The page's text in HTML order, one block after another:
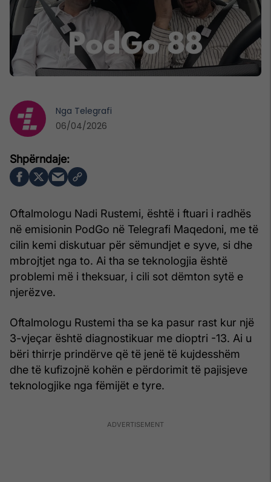
Oftalmologu Nadi Rustemi, është i ftuari i radhës
në emisionin PodGo në Telegrafi Maqedoni, me të
cilin kemi diskutuar për sëmundjet e syve, si dhe
mbrojtjet nga to. Ai tha se teknologjia është
problemi më i theksuar, i cili sot dëmton sytë e
njerëzve.
Oftalmologu Rustemi tha se ka pasur rast kur një
3-vjeçar është diagnostikuar me dioptri -13. Ai u
bëri thirrje prindërve që të jenë të kujdesshëm
dhe të kufizojnë kohën e përdorimit të pajisjeve
teknologjike nga fëmijët e tyre.
Nga Telegrafi
06/04/2026